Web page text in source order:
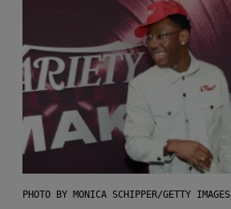
PHOTO BY MONICA SCHIPPER/GETTY IMAGES